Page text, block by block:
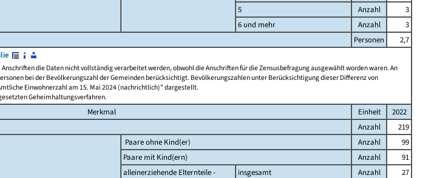
5
Anzahl
3
6 und mehr
Anzahl
3
Personen
2,7
die Daten nicht vollständig verarbeitet werden, obwohl die Anschriften für die Zensusbefragung ausgewählt worden waren. An
bei der Bevölkerungszahl der Gemeinden berücksichtigt. Bevölkerungszahlen unter Berücksichtigung dieser Differenz von
Einwohnerzahl am 15. Mai 2024 (nachrichtlich)" dargestellt.
Geheimhaltungsverfahren.
Merkmal Einheit
2022
Anzahl
219
Paare ohne Kind(er) Anzahl
99
Paare mit Kind(ern)
Anzahl
91
alleinerziehende Elternteile -
insgesamt Anzahl
27